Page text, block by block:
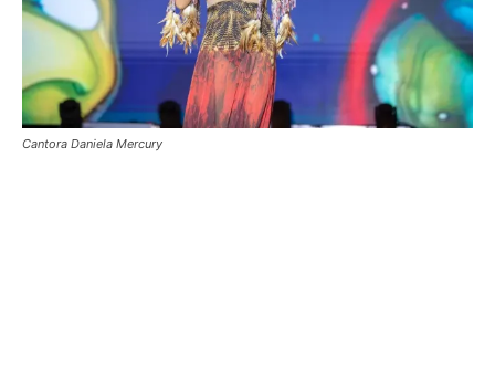
Cantora Daniela Mercury